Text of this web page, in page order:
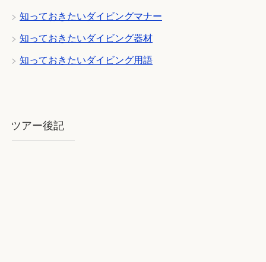
知っておきたいダイビングマナー
知っておきたいダイビング器材
知っておきたいダイビング用語
ツアー後記